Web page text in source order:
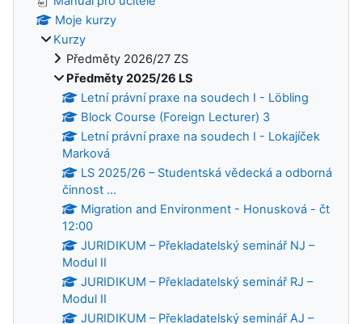
Moje kurzy
Kurzy
Předměty 2026/27 ZS
Předměty 2025/26 LS
Letní právní praxe na soudech I - Löbling
Block Course (Foreign Lecturer) 3
Letní právní praxe na soudech I - Lokajíček
Marková
LS 2025/26 – Studentská vědecká a odborná
činnost ...
Migration and Environment - Honusková - čt
12:00
JURIDIKUM – Překladatelský seminář NJ –
Modul II
JURIDIKUM – Překladatelský seminář RJ –
Modul II
JURIDIKUM – Překladatelský seminář AJ –